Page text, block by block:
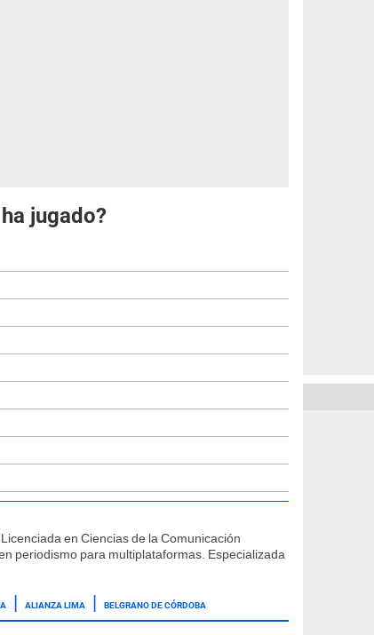
jugado?
en Ciencias de la Comunicación
periodismo para multiplataformas. Especializada
ALIANZA LIMA BELGRANO DE CÓRDOBA